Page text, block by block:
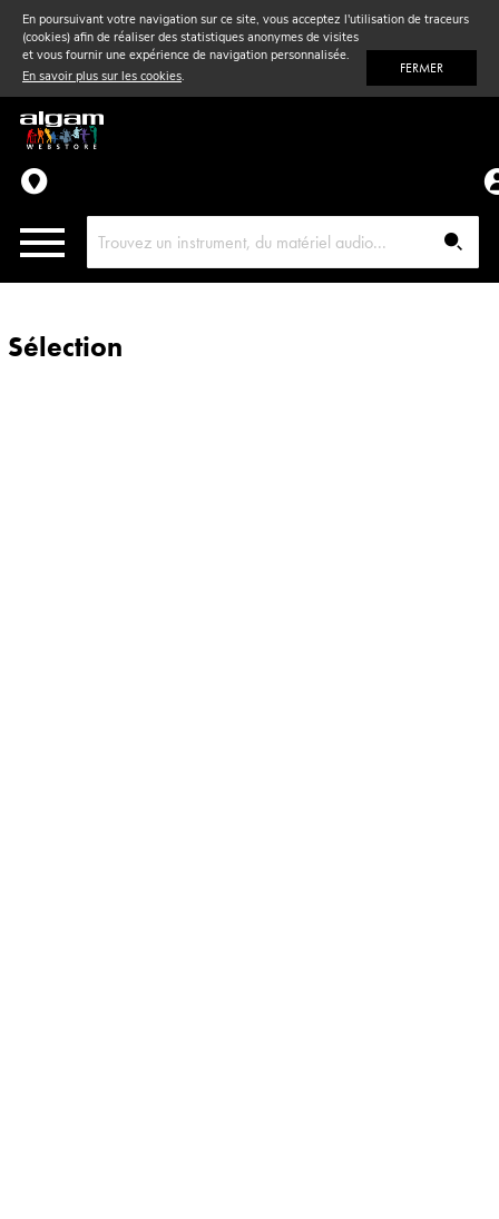
En poursuivant votre navigation sur ce site, vous acceptez l'utilisation de traceurs
(cookies) afin de réaliser des statistiques anonymes de visites
et vous fournir une expérience de navigation personnalisée.
En savoir plus sur les cookies. FERMER
Vent& Violon
Accessoires
Pièces détachées
Sélection